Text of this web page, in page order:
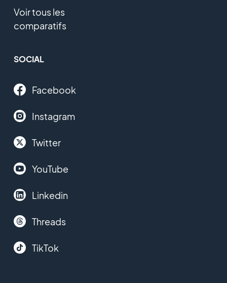
Voir tous les
comparatifs
SOCIAL
Facebook
Instagram
Twitter
YouTube
Linkedin
Threads
TikTok